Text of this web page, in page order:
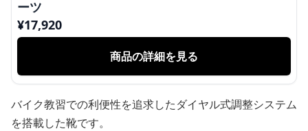
ーツ
¥17,920
商品の詳細を見る
バイク教習での利便性を追求したダイヤル式調整システム
を搭載した靴です。